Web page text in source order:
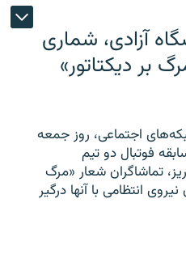
آزادی، شماری
بر دیکتاتور»
اجتماعی، روز جمعه
فوتبال دو تیم
تماشاگران شعار «مرگ
انتظامی با آنها درگیر